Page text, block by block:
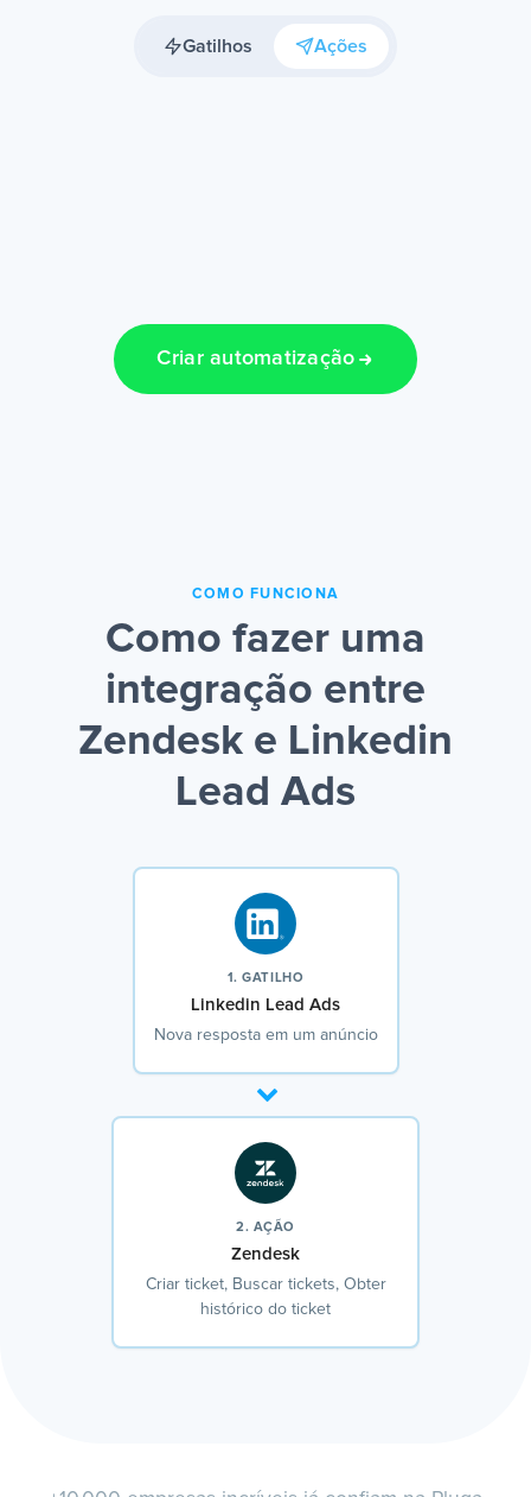
Gatilhos Ações
Criar automatização
COMO FUNCIONA
Como fazer uma
integração entre
Zendesk e Linkedin
Lead Ads
1. GATILHO
Linkedin Lead Ads
Nova resposta em um anúncio
2. AÇÃO
Zendesk
Criar ticket, Buscar tickets, Obter
histórico do ticket